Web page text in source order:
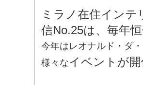
ミラノ在住イン
信No.25は、毎年
今年はレオナルド・ダ
様々なイベントが